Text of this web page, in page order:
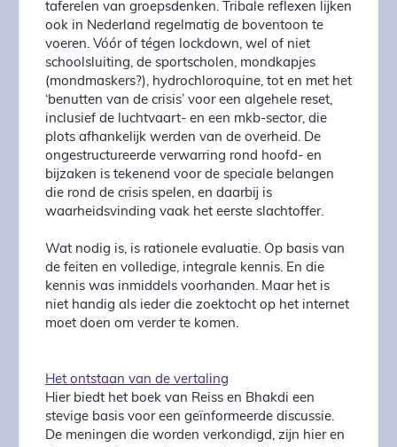
taferelen van groepsdenken. Tribale reflexen lijken
ook in Nederland regelmatig de boventoon te
voeren. Vóór of tégen lockdown, wel of niet
schoolsluiting, de sportscholen, mondkapjes
(mondmaskers?), hydrochloroquine, tot en met het
‘benutten van de crisis’ voor een algehele reset,
inclusief de luchtvaart- en een mkb-sector, die
plots afhankelijk werden van de overheid. De
ongestructureerde verwarring rond hoofd- en
bijzaken is tekenend voor de speciale belangen
die rond de crisis spelen, en daarbij is
waarheidsvinding vaak het eerste slachtoffer.
Wat nodig is, is rationele evaluatie. Op basis van
de feiten en volledige, integrale kennis. En die
kennis was inmiddels voorhanden. Maar het is
niet handig als ieder die zoektocht op het internet
moet doen om verder te komen.
Het ontstaan van de vertaling
Hier biedt het boek van Reiss en Bhakdi een
stevige basis voor een geïnformeerde discussie.
De meningen die worden verkondigd, zijn hier en